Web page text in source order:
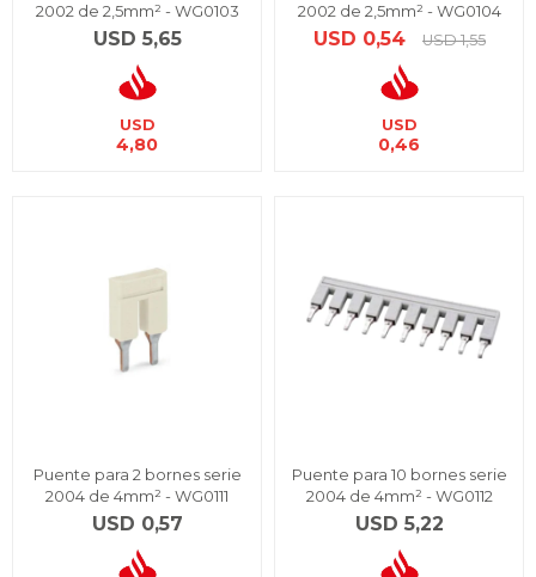
2002 de 2,5mm² - WG0103
USD 5,65
USD
4,80
2002 de 2,5mm² - WG0104
USD 0,54 USD 1,55
USD
0,46
Puente para 2 bornes serie
2004 de 4mm² - WG0111
USD 0,57
Puente para 10 bornes serie
2004 de 4mm² - WG0112
USD 5,22